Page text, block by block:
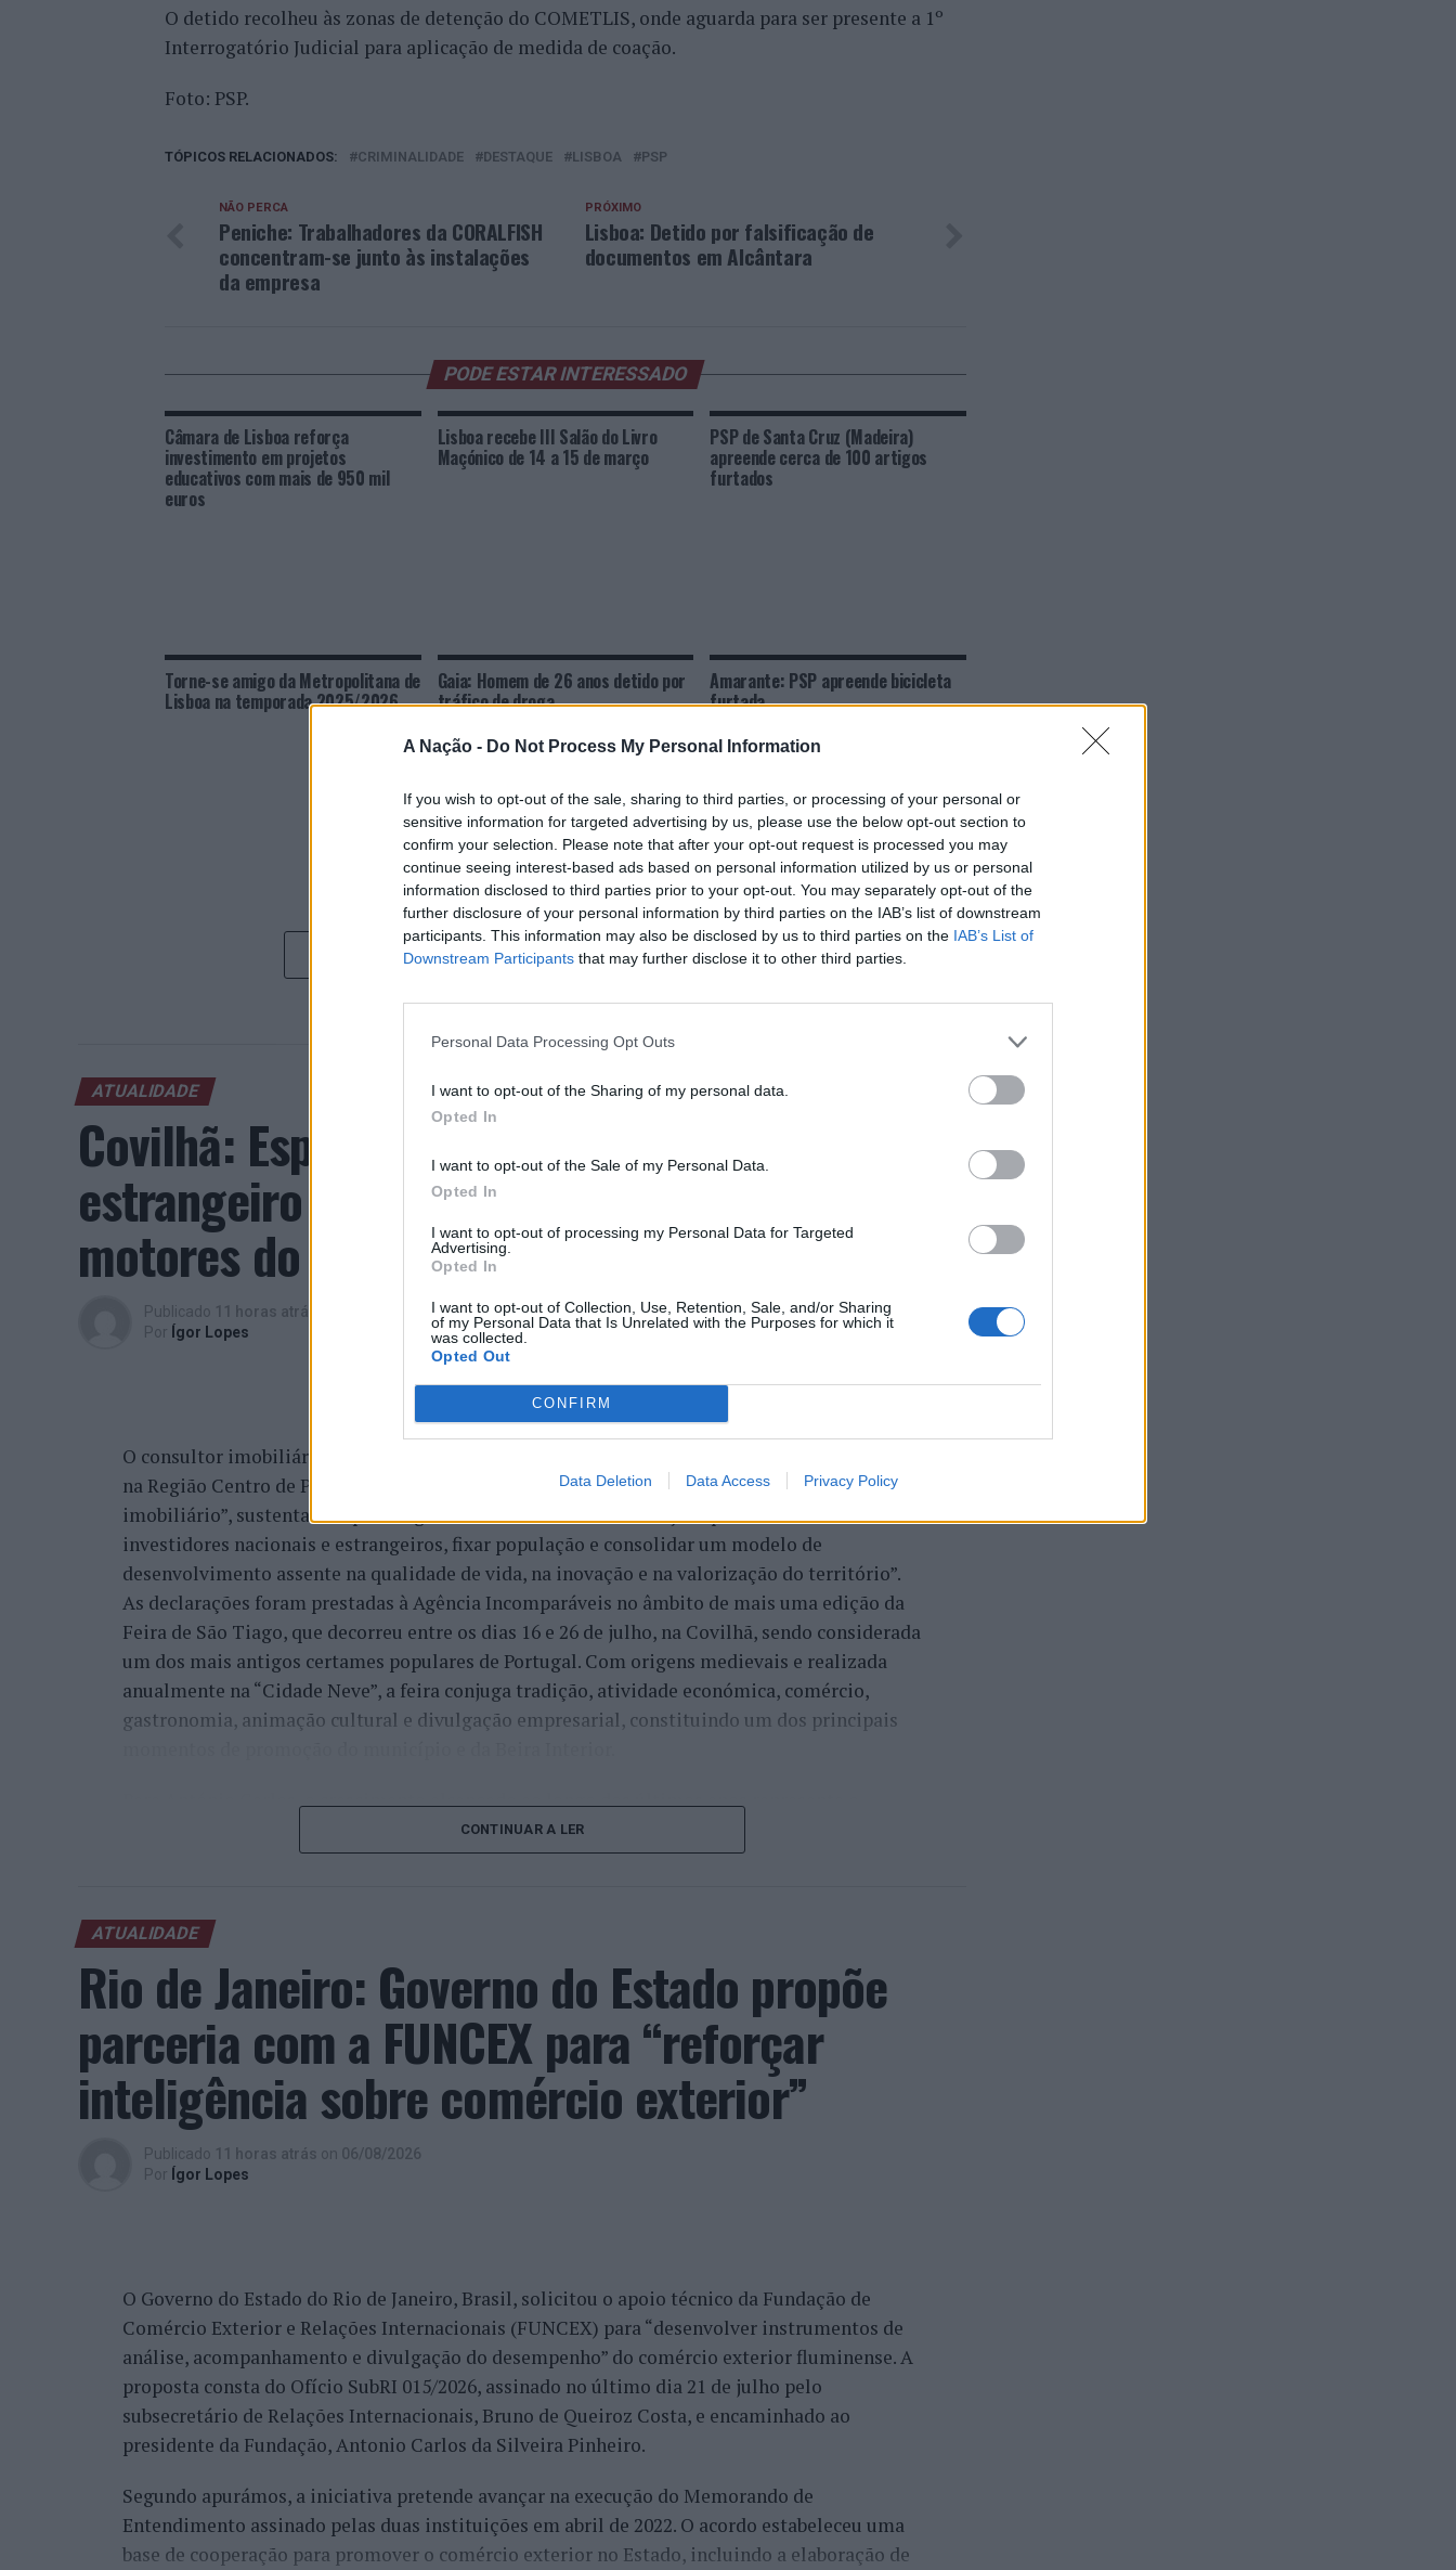
A Nação - Do Not Process My Personal Information
If you wish to opt-out of the sale, sharing to third parties, or processing of your personal or
sensitive information for targeted advertising by us, please use the below opt-out section to
confirm your selection. Please note that after your opt-out request is processed you may
continue seeing interest-based ads based on personal information utilized by us or personal
information disclosed to third parties prior to your opt-out. You may separately opt-out of the
further disclosure of your personal information by third parties on the IAB’s list of downstream
participants. This information may also be disclosed by us to third parties on the IAB’s List of
Downstream Participants that may further disclose it to other third parties.
Personal Data Processing Opt Outs
I want to opt-out of the Sharing of my personal data.
Opted In
I want to opt-out of the Sale of my Personal Data.
Opted In
I want to opt-out of processing my Personal Data for Targeted
Advertising.
Opted In
I want to opt-out of Collection, Use, Retention, Sale, and/or Sharing
of my Personal Data that Is Unrelated with the Purposes for which it
was collected.
Opted Out
CONFIRM
Data Deletion Data Access Privacy Policy
O detido recolheu às zonas de detenção do COMETLIS, onde aguarda para ser presente a 1º
Interrogatório Judicial para aplicação de medida de coação.
Foto: PSP.
TÓPICOS RELACIONADOS: CRIMINALIDADE DESTAQUE LISBOA PSP
PRÓXIMO
Lisboa: Detido por falsificação de
documentos em Alcântara
NÃO PERCA
Peniche: Trabalhadores da CORALFISH
concentram-se junto às instalações
da empresa
PODE ESTAR INTERESSADO
Câmara de Lisboa reforça
investimento em projetos
educativos com mais de 950 mil
euros
Lisboa recebe III Salão do Livro
Maçónico de 14 a 15 de março
PSP de Santa Cruz (Madeira)
apreende cerca de 100 artigos
furtados
Torne-se amigo da Metropolitana de
Lisboa na temporada 2025/2026
Gaia: Homem de 26 anos detido por
tráfico de droga
Amarante: PSP apreende bicicleta
furtada
CLIQUE PARA COMENTAR
ATUALIDADE
Covilhã: Especialista aponta investimento
estrangeiro e valorização imobiliária como
motores do crescimento da Beira Interior
Publicado 11 horas atrás
Por Ígor Lopes
O consultor imobiliário português, António Carlos, defende que a Beira Interior, localizada
na Região Centro de Portugal, atravessa um período de “forte crescimento económico e
imobiliário”, sustentando que a região reúne atualmente “condições para atrair novos
investidores nacionais e estrangeiros, fixar população e consolidar um modelo de
desenvolvimento assente na qualidade de vida, na inovação e na valorização do território”.
As declarações foram prestadas à Agência Incomparáveis no âmbito de mais uma edição da
Feira de São Tiago, que decorreu entre os dias 16 e 26 de julho, na Covilhã, sendo considerada
um dos mais antigos certames populares de Portugal. Com origens medievais e realizada
anualmente na “Cidade Neve”, a feira conjuga tradição, atividade económica, comércio,
gastronomia, animação cultural e divulgação empresarial, constituindo um dos principais
Para António Carlos, o crescimento alcançado ao longo dos últimos anos representa o
cumprimento dos objetivos que traçou quando iniciou o seu percurso no setor imobiliário. O
empresário considera que o reconhecimento conquistado resulta da proximidade com a
iniciativas locais e projetos de desenvolvimento regional. Segundo explicou, esse
envolvimento tem permitido “consolidar a sua presença em vários concelhos da Beira
Interior e alargar a atividade além-fronteiras”.
“O meu sentimento é de promessa cumprida, promessa conquistada e é isto que eu faço.
Aquilo que eu cumpro, para mim, é glorioso, na medida em que as pessoas sentem a
satisfação, tal como eu, de todo o trabalho que nós temos feito, no fundo, por uma
comunidade que é grande, não só pela Covilhã, Belmonte, Fundão, Manteigas, tenho feito um
trabalho de divulgação e de ação”, descreveu este consultor, que acrescentou que esse
reconhecimento se reflete igualmente na confiança demonstrada por clientes nacionais e
venda do imóvel deles, para comprar um imóvel, para um desenvolvimento turístico”,
revelou.
A procura internacional e a transformação da habitação impulsionam o
“crescimento da região”
Além da procura nacional, António Carlos frisa que o mercado imobiliário da Beira Interior
está também a captar investidores estrangeiros, “nomeadamente do Brasil, França, Israel e
espanhóis”.
CONTINUAR A LER
ATUALIDADE
Rio de Janeiro: Governo do Estado propõe
parceria com a FUNCEX para “reforçar
inteligência sobre comércio exterior”
Publicado 11 horas atrás on 06/08/2026
Por Ígor Lopes
O Governo do Estado do Rio de Janeiro, Brasil, solicitou o apoio técnico da Fundação de
Comércio Exterior e Relações Internacionais (FUNCEX) para “desenvolver instrumentos de
análise, acompanhamento e divulgação do desempenho” do comércio exterior fluminense. A
proposta consta do Ofício SubRI 015/2026, assinado no último dia 21 de julho pelo
subsecretário de Relações Internacionais, Bruno de Queiroz Costa, e encaminhado ao
presidente da Fundação, Antonio Carlos da Silveira Pinheiro.
Segundo apurámos, a iniciativa pretende avançar na execução do Memorando de
Entendimento assinado pelas duas instituições em abril de 2022. O acordo estabeleceu uma
base de cooperação para promover o comércio exterior no Estado, incluindo a elaboração de